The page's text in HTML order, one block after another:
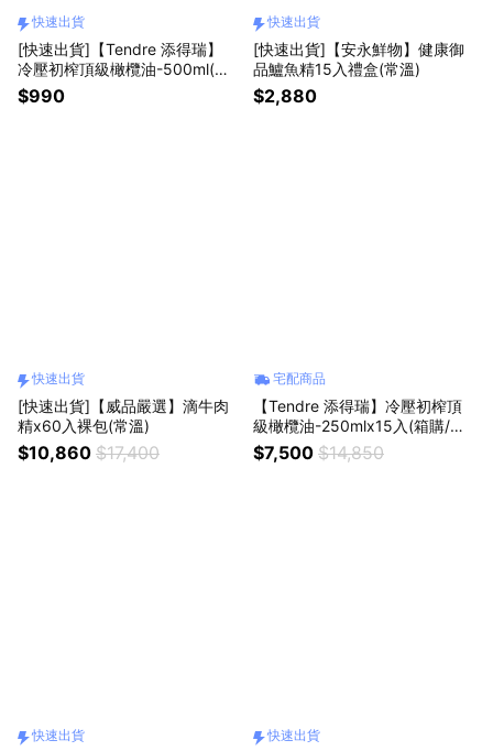
快速出貨
[快速出貨]【Tendre 添得瑞】
冷壓初榨頂級橄欖油-500ml(酸
價最低0.15/生飲首選)
$990
快速出貨
[快速出貨]【安永鮮物】健康御
品鱸魚精15入禮盒(常溫)
$2,880
快速出貨
[快速出貨]【威品嚴選】滴牛肉
精x60入裸包(常溫)
$10,860 $17,400
宅配商品
【Tendre 添得瑞】冷壓初榨頂
級橄欖油-250mlx15入(箱購/酸
價最低0.15/生飲首選)
$7,500 $14,850
快速出貨 快速出貨